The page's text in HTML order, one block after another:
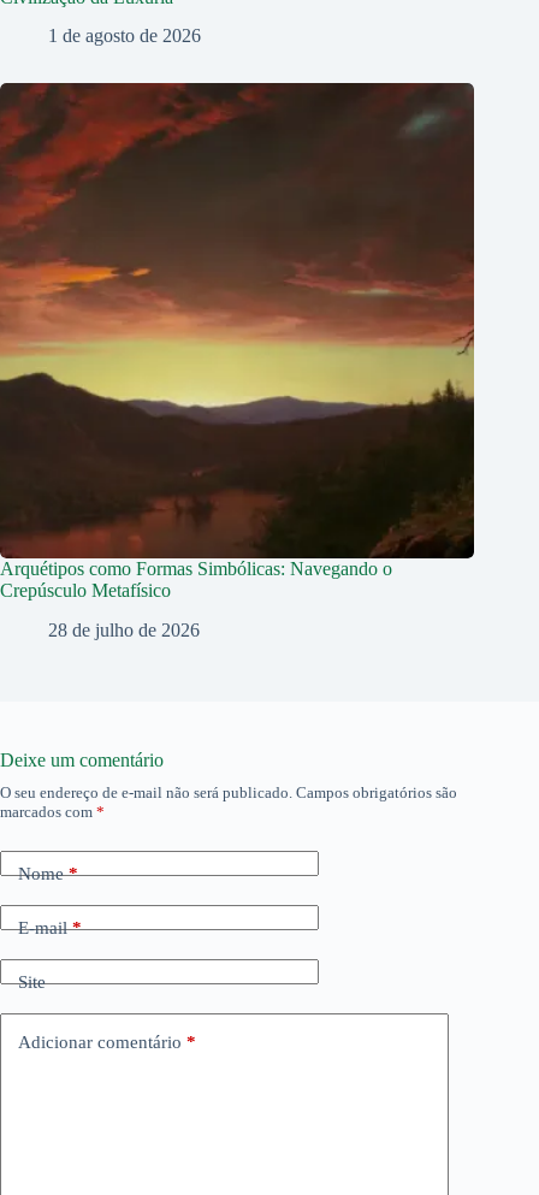
1 de agosto de 2026
Arquétipos como Formas Simbólicas: Navegando o
Crepúsculo Metafísico
28 de julho de 2026
Deixe um comentário
O seu endereço de e-mail não será publicado. Campos obrigatórios são
marcados com *
Nome*
E-mail*
Site
Adicionar comentário *